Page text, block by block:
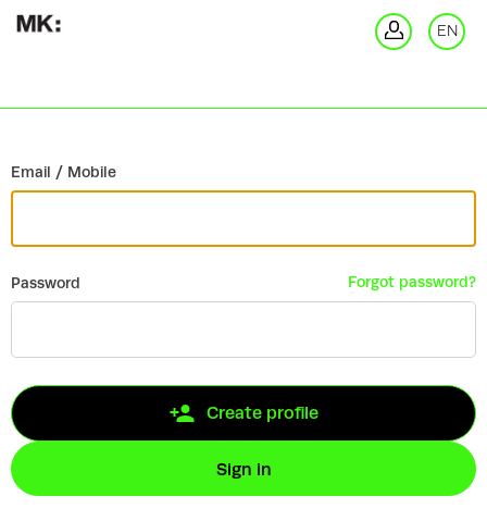
EN
Email / Mobile
Password Forgot password?
Create profile
Sign in